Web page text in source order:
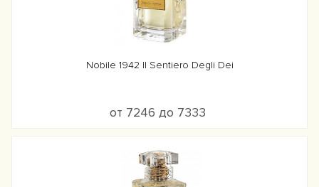
Nobile 1942 Il Sentiero Degli Dei
от 7246 до 7333